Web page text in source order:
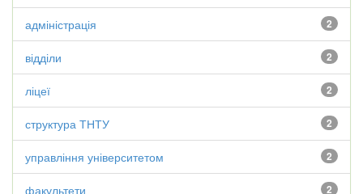
2
адміністрація
2
відділи
2
ліцеї
2
структура ТНТУ
2
управління університетом
2
факультети